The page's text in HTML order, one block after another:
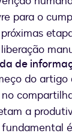
para o
de
do artigo
a